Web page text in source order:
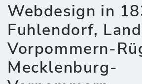
Webdesign in
Fuhlendorf,
Vorpommern-
Mecklenburg-